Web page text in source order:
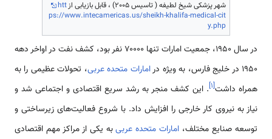
شهر پزشکی شیخ لطیفه ( تاسیس 2005) ، قابل بازیابی از
htt
ps://www.intecamericas.us/sheikh-khalifa-medical-cit
y.php
در سال ۱۹۵۰، جمعیت امارات تنها ۷۰۰۰۰ نفر بود، کشف نفت در اواخر دهه
۱۹۵۰ در خلیج فارس، به ویژه در
امارات متحده عربی، تحولات عظیمی را به
همراه داشت[۱]. این کشف منجر به رشد سریع اقتصادی و اجتماعی شد و
نیاز به نیروی کار خارجی را افزایش داد. با شروع فعالیت‌های زیرساختی و
توسعه صنایع مختلف، امارات متحده عربیبه یکی از مراکز مهم اقتصادی